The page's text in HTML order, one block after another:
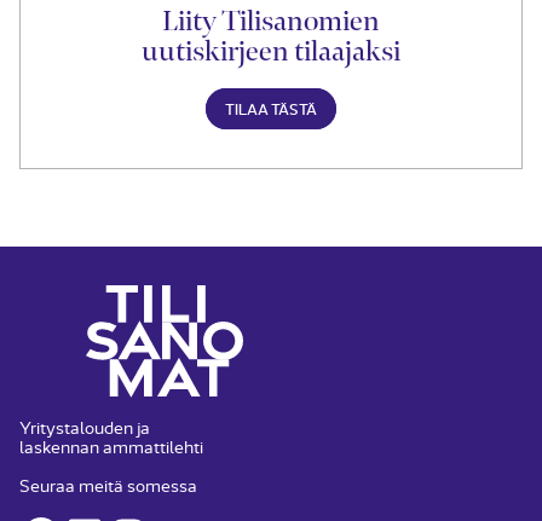
Liity Tilisanomien
uutiskirjeen tilaajaksi
TILAA TÄSTÄ
Yritystalouden ja
laskennan ammattilehti
Seuraa meitä somessa